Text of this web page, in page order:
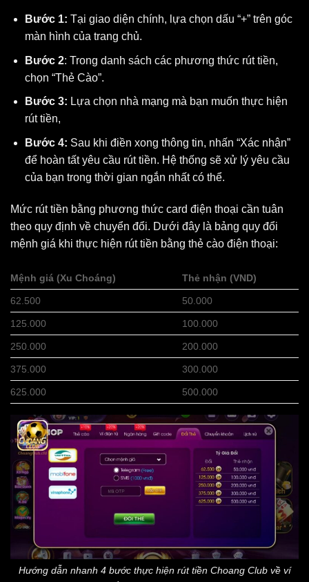
Bước 1: Tại giao diện chính, lựa chọn dấu “+” trên góc
màn hình của trang chủ.
Bước 2: Trong danh sách các phương thức rút tiền,
chọn “Thẻ Cào”.
Bước 3: Lựa chọn nhà mạng mà bạn muốn thực hiện
rút tiền,
Bước 4: Sau khi điền xong thông tin, nhấn “Xác nhận”
để hoàn tất yêu cầu rút tiền. Hệ thống sẽ xử lý yêu cầu
của bạn trong thời gian ngắn nhất có thể.
Mức rút tiền bằng phương thức card điện thoại cần tuân
theo quy định về chuyển đổi. Dưới đây là bảng quy đổi
mệnh giá khi thực hiện rút tiền bằng thẻ cào điện thoại:
Mệnh giá (Xu Choáng) Thẻ nhận (VND)
62.500 50.000
125.000 100.000
250.000 200.000
375.000 300.000
625.000 500.000
Hướng dẫn nhanh 4 bước thực hiện rút tiền Choang Club về ví